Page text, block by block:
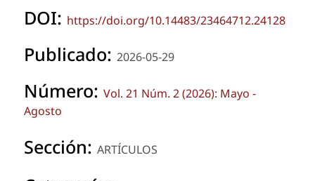
DOI: https://doi.org/10.14483/23464712.24128
Publicado: 2026-05-29
Número: Vol. 21 Núm. 2 (2026): Mayo -
Agosto
Sección: ARTÍCULOS